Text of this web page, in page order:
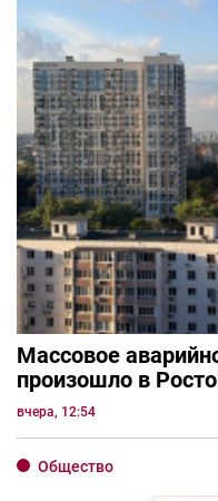
Массовое
произошло в
вчера, 12:54
Общество